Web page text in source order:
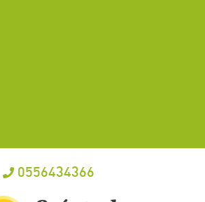
0556434366